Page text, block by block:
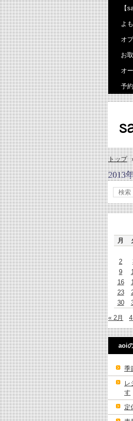
【
よ
オ
お
オ
予
トップ ›
2013
月
2
9
16
23
30
« 2月
aoi
季
レ
す
定